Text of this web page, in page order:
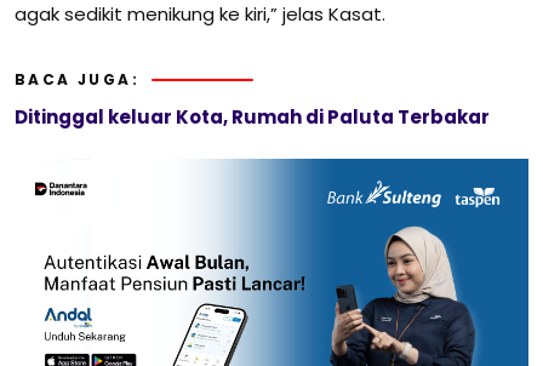
agak sedikit menikung ke kiri,” jelas Kasat.
BACA JUGA:
Ditinggal keluar Kota, Rumah di Paluta Terbakar